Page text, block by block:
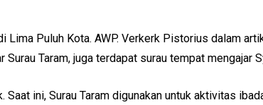
Lima Puluh Kota. AWP. Verkerk Pistorius dalam
Taram, juga terdapat surau tempat mengajar
ini, Surau Taram digunakan untuk aktivitas